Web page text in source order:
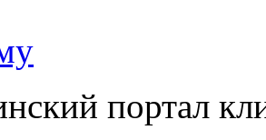
портал